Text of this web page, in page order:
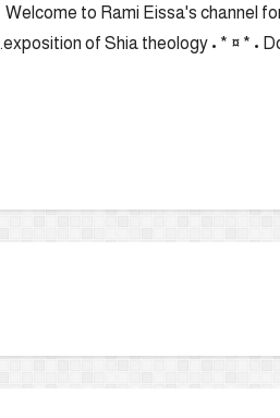
Welcome to Rami Eissa's channel
exposition of Shia theology • * ¤ * •